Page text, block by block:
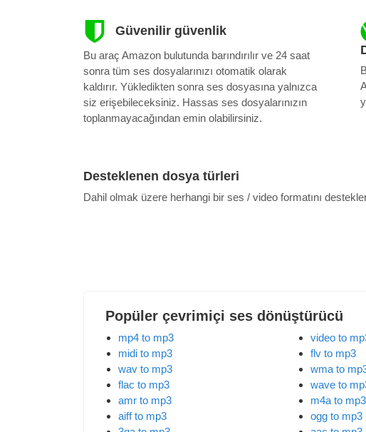
Güvenilir güvenlik
Bu araç Amazon bulutunda barındırılır ve 24 saat
sonra tüm ses dosyalarınızı otomatik olarak
kaldırır. Yükledikten sonra ses dosyasına yalnızca
siz erişebileceksiniz. Hassas ses dosyalarınızın
toplanmayacağından emin olabilirsiniz.
Desteklenen dosya türleri
Dahil olmak üzere herhangi bir ses / video formatını
Popüler çevrimiçi ses dönüştürücü
mp4 to mp3
midi to mp3
wav to mp3
flac to mp3
amr to mp3
aiff to mp3
video to
flv to mp3
wma to
wave to
m4a to mp3
ogg to mp3